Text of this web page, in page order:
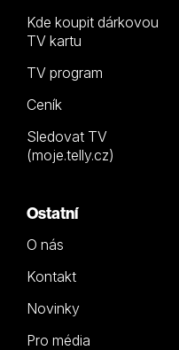
Kde koupit dárkovou
TV kartu
TV program
Ceník
Sledovat TV
(moje.telly.cz)
Ostatní
O nás
Kontakt
Novinky
Pro média